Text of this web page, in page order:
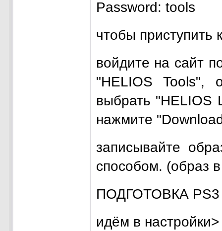
Password: tools
чтобы приступить
войдите на сайт
"HELIOS Tools",
выбрать "HELIOS
нажмите
записывайте
способом. (образ
ПОДГОТОВКА
идём в